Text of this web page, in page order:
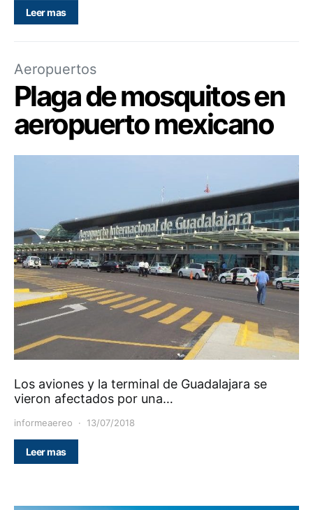
Leer mas
Aeropuertos
Plaga de mosquitos en
aeropuerto mexicano
Los aviones y la terminal de Guadalajara se
vieron afectados por una…
informeaereo 13/07/2018
Leer mas